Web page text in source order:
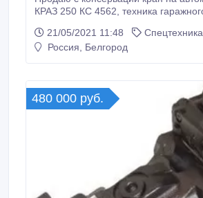
КРАЗ 250 КС 4562, техника гаражного хранения.
21/05/2021 11:48
Спецтехника
Россия, Белгород
480 000 руб.